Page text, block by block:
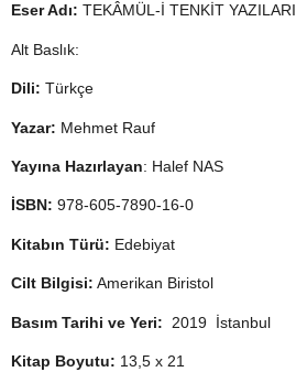
Eser Adı: TEKÂMÜL-İ TENKİT YAZILARI
Alt Baslık:
Dili: Türkçe
Yazar: Mehmet Rauf
Yayına Hazırlayan: Halef NAS
İSBN: 978-605-7890-16-0
Kitabın Türü: Edebiyat
Cilt Bilgisi: Amerikan Biristol
Basım Tarihi ve Yeri: 2019 İstanbul
Kitap Boyutu: 13,5 x 21